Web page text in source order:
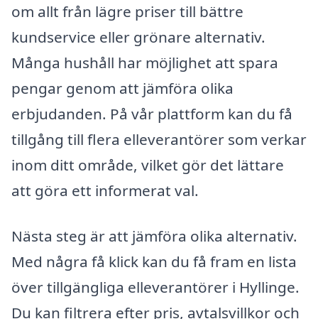
om allt från lägre priser till bättre
kundservice eller grönare alternativ.
Många hushåll har möjlighet att spara
pengar genom att jämföra olika
erbjudanden. På vår plattform kan du få
tillgång till flera elleverantörer som verkar
inom ditt område, vilket gör det lättare
att göra ett informerat val.
Nästa steg är att jämföra olika alternativ.
Med några få klick kan du få fram en lista
över tillgängliga elleverantörer i Hyllinge.
Du kan filtrera efter pris, avtalsvillkor och